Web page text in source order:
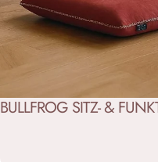
BULLFROG SITZ- &